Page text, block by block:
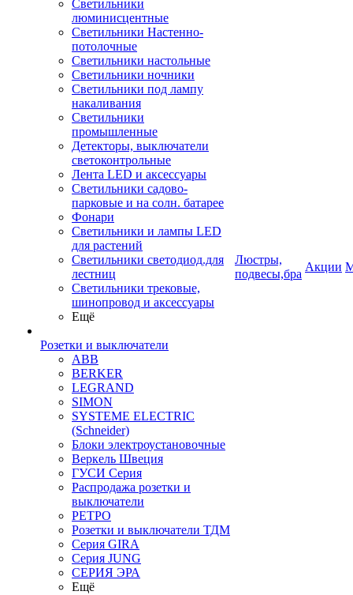
Светильники
люминисцентные
Светильники Настенно-
потолочные
Светильники настольные
Светильники ночники
Светильники под лампу
накаливания
Светильники
промышленные
Детекторы, выключатели
светоконтрольные
Лента LED и аксессуары
Светильники садово-
парковые и на солн. батарее
Фонари
Светильники и лампы LED
для растений
Светильники светодиод.для
лестниц
Светильники трековые,
шинопровод и аксессуары
Ещё
Розетки и выключатели
ABB
BERKER
LEGRAND
SIMON
SYSTEME ELECTRIC
(Schneider)
Блоки электроустановочные
Веркель Швеция
ГУСИ Серия
Распродажа розетки и
выключатели
РЕТРО
Розетки и выключатели ТДМ
Серия GIRA
Серия JUNG
СЕРИЯ ЭРА
Ещё
Люстры,
подвесы,бра
Акции